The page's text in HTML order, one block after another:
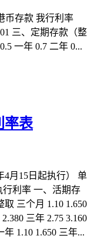
币存款 我行利率
三、定期存款（整
一年 0.7 二年 0...
率表
4月15日起执行） 单
利率 一、活期存
三个月 1.10 1.650
三年 2.75 3.160
1.10 1.650 三年...